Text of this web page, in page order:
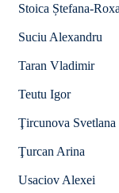
Stoica Ștefana-
Suciu Alexandru
Taran Vladimir
Teutu Igor
Ţircunova Svetlana
Ţurcan Arina
Usaciov Alexei